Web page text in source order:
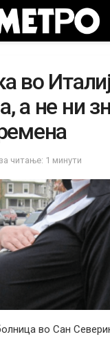
во
а не ни
читање: 1 минути
во Сан